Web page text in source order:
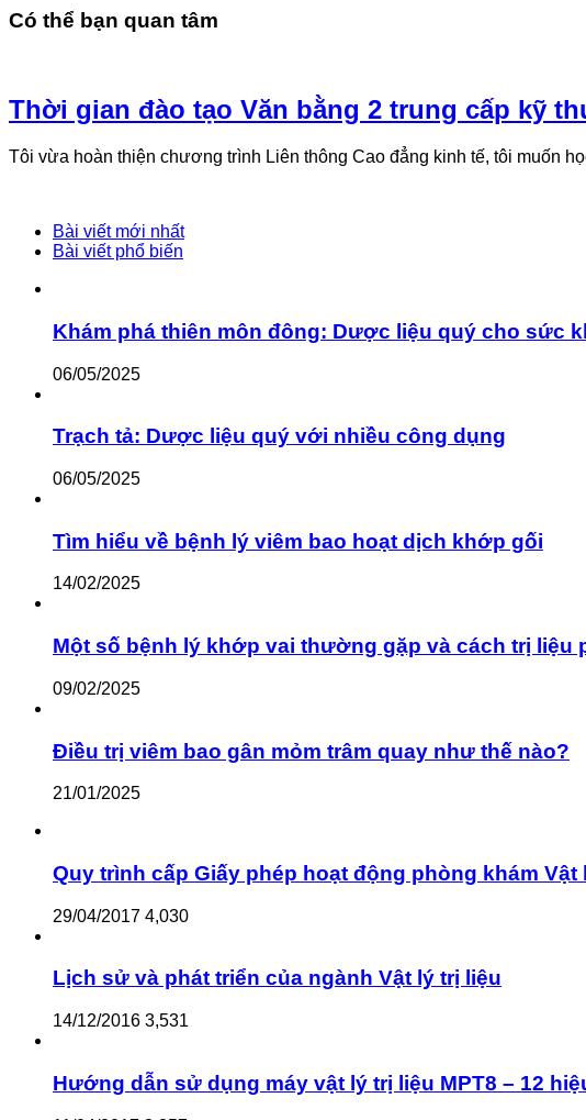
Có thể bạn quan tâm
Thời gian đào tạo Văn bằng 2 trung cấp kỹ
Tôi vừa hoàn thiện chương trình Liên thông Cao đẳng kinh tế, tôi muốn
Bài viết mới nhất
Bài viết phổ biến
Khám phá thiên môn đông: Dược liệu quý cho sức
06/05/2025
Trạch tả: Dược liệu quý với nhiều công dụng
06/05/2025
Tìm hiểu về bệnh lý viêm bao hoạt dịch khớp gối
14/02/2025
Một số bệnh lý khớp vai thường gặp và cách trị liệu
09/02/2025
Điều trị viêm bao gân mỏm trâm quay như thế nào?
21/01/2025
Quy trình cấp Giấy phép hoạt động phòng khám
29/04/2017 4,030
Lịch sử và phát triển của ngành Vật lý trị liệu
14/12/2016 3,531
Hướng dẫn sử dụng máy vật lý trị liệu MPT8 – 12